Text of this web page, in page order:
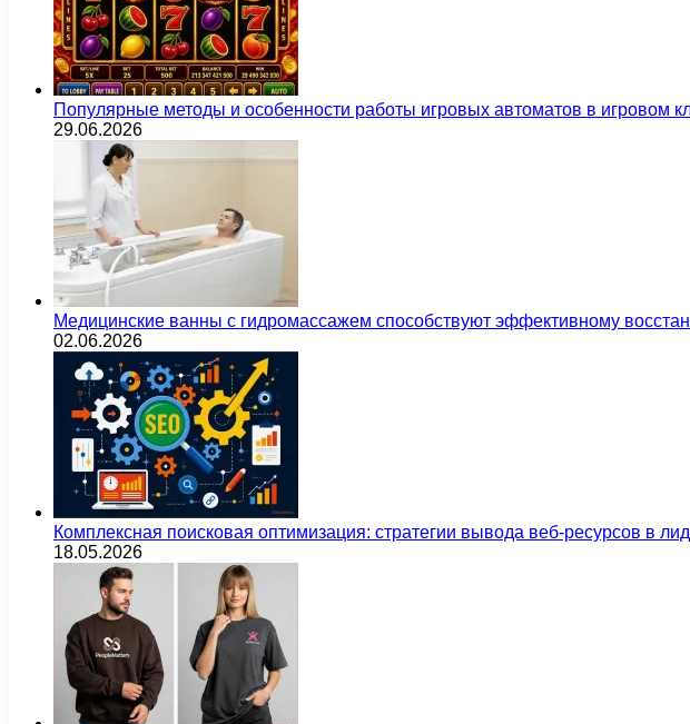
Популярные методы и особенности работы игровых автоматов в игровом
29.06.2026
Медицинские ванны с гидромассажем способствуют эффективному
02.06.2026
Комплексная поисковая оптимизация: стратегии вывода веб-ресурсов в
18.05.2026